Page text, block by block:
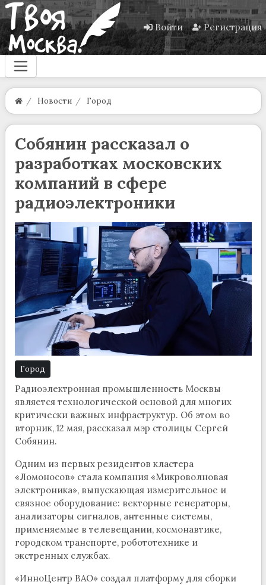
Войти Регистрация
Новости Город
Собянин рассказал о
разработках московских
компаний в сфере
радиоэлектроники
Город
Радиоэлектронная промышленность Москвы
является технологической основой для многих
критически важных инфраструктур. Об этом во
вторник, 12 мая, рассказал мэр столицы Сергей
Собянин.
Одним из первых резидентов кластера
«Ломоносов» стала компания «Микроволновая
электроника», выпускающая измерительное и
связное оборудование: векторные генераторы,
анализаторы сигналов, антенные системы,
применяемые в телевещании, космонавтике,
городском транспорте, робототехнике и
экстренных службах.
«ИнноЦентр ВАО» создал платформу для сборки